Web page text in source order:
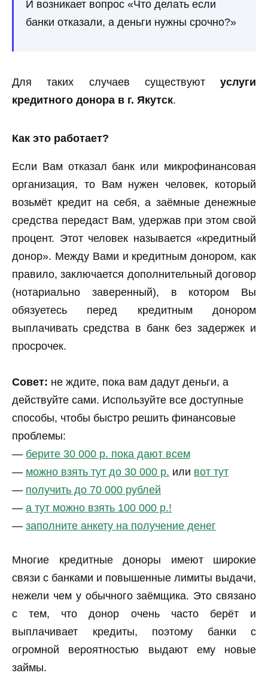
И возникает вопрос «Что делать если
банки отказали, а деньги нужны срочно?»
Для таких случаев существуют услуги
кредитного донора в г. Якутск.
Как это работает?
Если Вам отказал банк или микрофинансовая
организация, то Вам нужен человек, который
возьмёт кредит на себя, а заёмные денежные
средства передаст Вам, удержав при этом свой
процент. Этот человек называется «кредитный
донор». Между Вами и кредитным донором, как
правило, заключается дополнительный договор
(нотариально заверенный), в котором Вы
обязуетесь перед кредитным донором
выплачивать средства в банк без задержек и
просрочек.
Совет: не ждите, пока вам дадут деньги, а
действуйте сами. Используйте все доступные
способы, чтобы быстро решить финансовые
проблемы:
— берите 30 000 р. пока дают всем
— можно взять тут до 30 000 р. или вот тут
— получить до 70 000 рублей
— а тут можно взять 100 000 р.!
— заполните анкету на получение денег
Многие кредитные доноры имеют широкие
связи с банками и повышенные лимиты выдачи,
нежели чем у обычного заёмщика. Это связано
с тем, что донор очень часто берёт и
выплачивает кредиты, поэтому банки с
огромной вероятностью выдают ему новые
займы.